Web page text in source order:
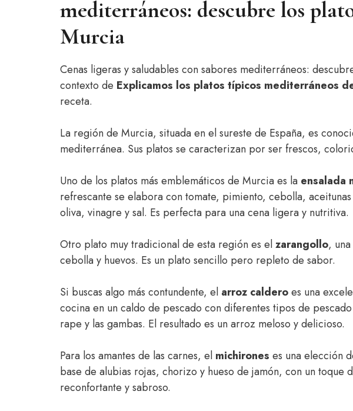
mediterráneos: descubre los
Murcia
Cenas ligeras y saludables con sabores mediterráneos:
contexto de Explicamos los platos típicos mediterráneos
receta.
La región de Murcia, situada en el sureste de España, es
mediterránea. Sus platos se caracterizan por ser frescos,
Uno de los platos más emblemáticos de Murcia es la ensalada
refrescante se elabora con tomate, pimiento, cebolla,
oliva, vinagre y sal. Es perfecta para una cena ligera y nutritiva.
Otro plato muy tradicional de esta región es elzarangollo,
cebolla y huevos. Es un plato sencillo pero repleto de sabor.
Si buscas algo más contundente, el arroz calderoes una
cocina en un caldo de pescado con diferentes tipos de
rape y las gambas. El resultado es un arroz meloso y delicioso.
Para los amantes de las carnes, el michirones es una elección
base de alubias rojas, chorizo y hueso de jamón, con un toque
reconfortante y sabroso.